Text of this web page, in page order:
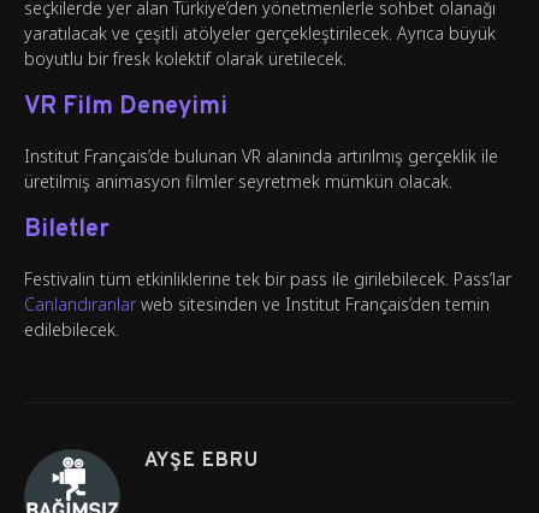
seçkilerde yer alan Türkiye’den yönetmenlerle sohbet olanağı
yaratılacak ve çeşitli atölyeler gerçekleştirilecek. Ayrıca büyük
boyutlu bir fresk kolektif olarak üretilecek.
VR Film Deneyimi
Institut Français’de bulunan VR alanında artırılmış gerçeklik ile
üretilmiş animasyon filmler seyretmek mümkün olacak.
Biletler
Festivalin tüm etkinliklerine tek bir pass ile girilebilecek. Pass’lar
Canlandıranlarweb sitesinden ve Institut Français’den temin
edilebilecek.
AYŞE EBRU